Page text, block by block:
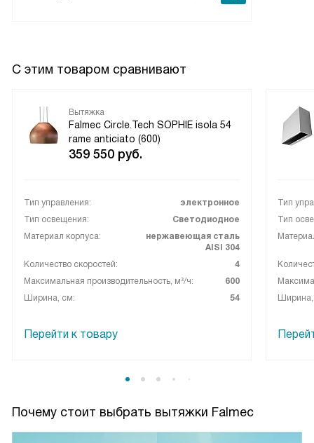
С этим товаром сравнивают
Вытяжка
Falmec Circle.Tech SOPHIE isola 54
rame anticiato (600)
359 550 руб.
Тип управления:
электронное
Тип освещения:
Светодиодное
Материал корпуса:
нержавеющая сталь
AISI 304
Количество скоростей:
4
Максимальная производительность, м³/ч:
600
Ширина, см:
54
Перейти к товару
Тип
Тип
Почему стоит выбрать вытяжки Falmec